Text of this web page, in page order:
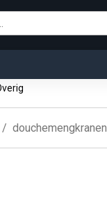
douchemengkranen